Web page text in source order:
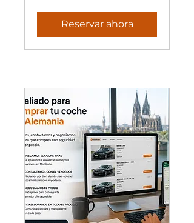
Reservar ahora